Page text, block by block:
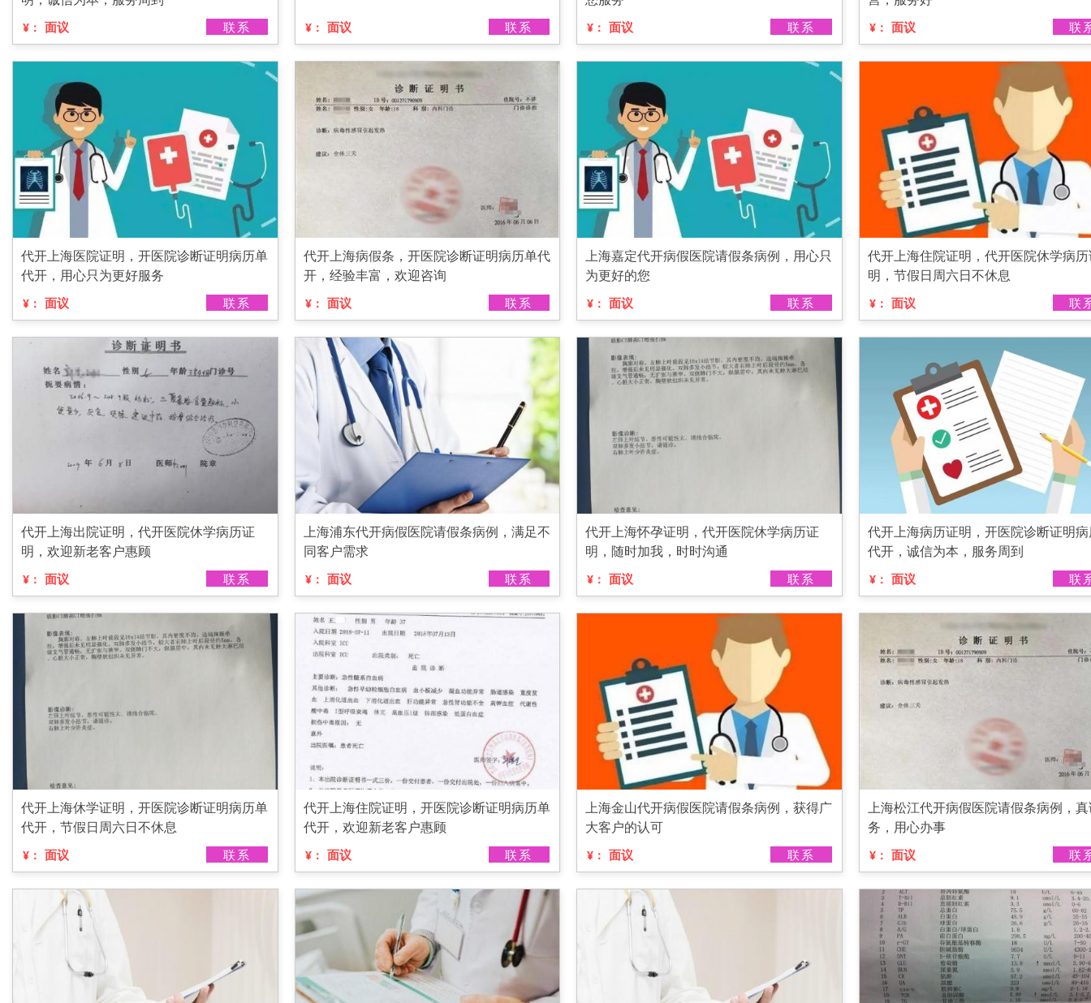
¥： 面议 联系 ¥： 面议 联系 ¥： 面议 联系 ¥： 面议 联
代开上海医院证明，开医院诊断证明病历单
代开，用心只为更好服务
¥： 面议 联系
代开上海病假条，开医院诊断证明病历单代
开，经验丰富，欢迎咨询
¥： 面议 联系
上海嘉定代开病假医院请假条病例，用心只
为更好的您
¥： 面议 联系
代开上海住院证明，代开医院休学病
明，节假日周六日不休息
¥： 面议 联
代开上海出院证明，代开医院休学病历证
明，欢迎新老客户惠顾
¥： 面议 联系
上海浦东代开病假医院请假条病例，满足不
同客户需求
¥： 面议 联系
代开上海怀孕证明，代开医院休学病历证
明，随时加我，时时沟通
¥： 面议 联系
代开上海病历证明，开医院诊断证明
代开，诚信为本，服务周到
¥： 面议 联
代开上海休学证明，开医院诊断证明病历单
代开，节假日周六日不休息
¥： 面议 联系
代开上海住院证明，开医院诊断证明病历单
代开，欢迎新老客户惠顾
¥： 面议 联系
上海金山代开病假医院请假条病例，获得广
大客户的认可
¥： 面议 联系
上海松江代开病假医院请假条病例，
务，用心办事
¥： 面议 联